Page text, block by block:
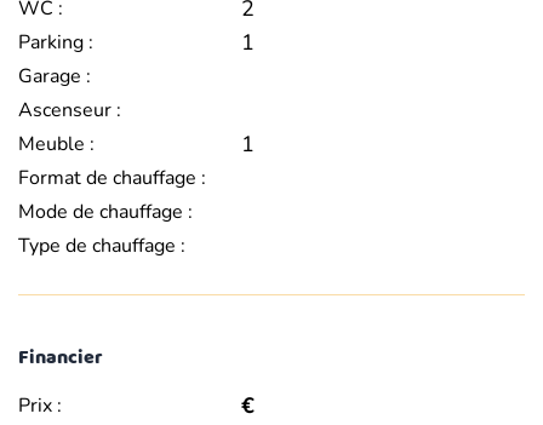
WC : 2
Parking : 1
Garage :
Ascenseur :
Meuble :
1
Format de chauffage :
Mode de chauffage :
Type de chauffage :
Financier
Prix : €